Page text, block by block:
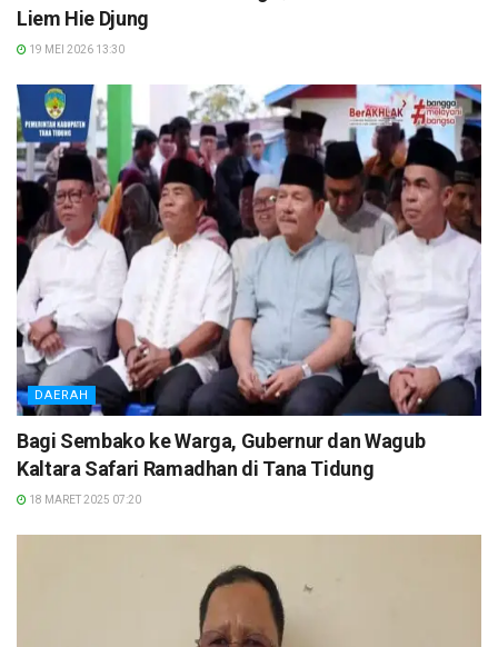
Liem Hie Djung
19 MEI 2026 13:30
DAERAH
Bagi Sembako ke Warga, Gubernur dan Wagub
Kaltara Safari Ramadhan di Tana Tidung
18 MARET 2025 07:20